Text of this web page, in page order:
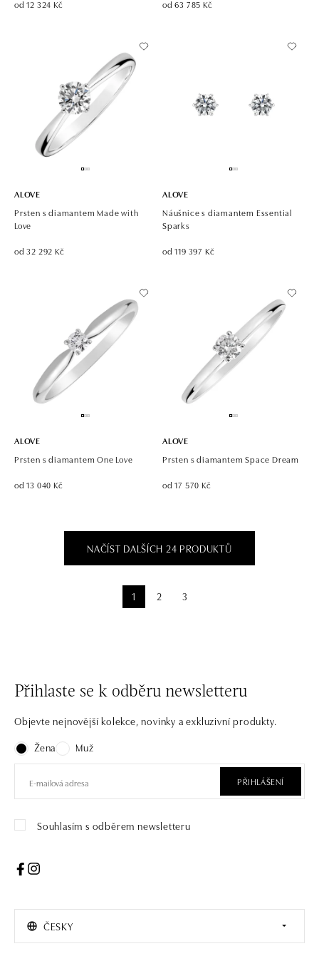
od 12 324 Kč od 63 785 Kč
ALOVE
Prsten s diamantem Made with
Love
od 32 292 Kč
ALOVE
Náušnice s diamantem Essential
Sparks
od 119 397 Kč
ALOVE
Prsten s diamantem One Love
od 13 040 Kč
ALOVE
Prsten s diamantem Space Dream
od 17 570 Kč
NAČÍST DALŠÍCH 24 PRODUKTŮ
1 2 3
Přihlaste se k odběru newsletteru
Objevte nejnovější kolekce, novinky a exkluzivní produkty.
Žena
Muž
PŘIHLÁŠENÍ
Souhlasím s odběrem newsletteru
ČESKY